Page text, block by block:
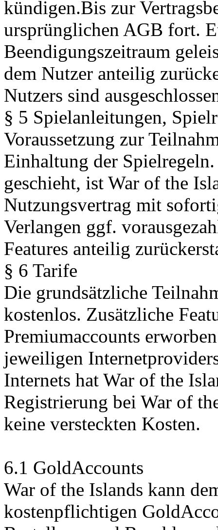
kündigen.Bis zur
ursprünglichen AGB fort.
Beendigungszeitraum
dem Nutzer anteilig
Nutzers sind
§ 5 Spielanleitungen,
Voraussetzung zur
Einhaltung der
geschieht, ist War of the
Nutzungsvertrag mit
Verlangen ggf.
Features anteilig
§ 6 Tarife
Die grundsätzliche
kostenlos. Zusätzliche
Premiumaccounts
jeweiligen
Internets hat War of the
Registrierung bei War of
keine versteckten Kosten.
6.1 GoldAccounts
War of the Islands kann
kostenpflichtigen